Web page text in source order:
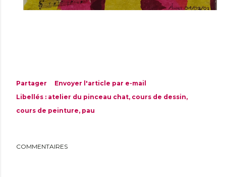
Partager
Envoyer l'article par e-mail
Libellés : atelier du pinceau chat cours de dessin
cours de peinture pau
COMMENTAIRES